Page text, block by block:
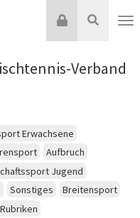
Suche
Login
Verband
Erwachsene
Aufbruch
Jugend
Sonstiges
Breitensport